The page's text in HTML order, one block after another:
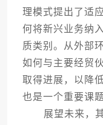
理模式提出了适
何将新兴业务纳
质类别。从外部
如何与主要经贸
取得进展，以降
也是一个重要课题
展望未来，其